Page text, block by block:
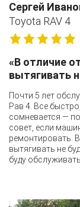
Сергей
Toyota RAV 4
«В отличие
вытягивать
Почти 5 лет
Рав 4. Все
сомневается —
совет, если
ремонтировать.
вытягивать не
буду